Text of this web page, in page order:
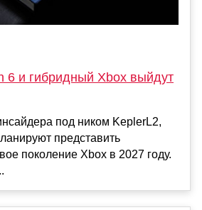
6 и гибридный Xbox выйдут
под ником KeplerL2,
представить
поколение Xbox в 2027 году.